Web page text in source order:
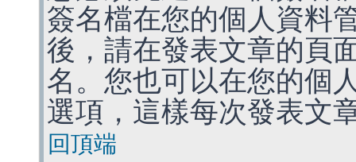
簽名檔在您的個人資料
後，請在發表文章的頁
名。您也可以在您的個
選項，這樣每次發表文
回頂端